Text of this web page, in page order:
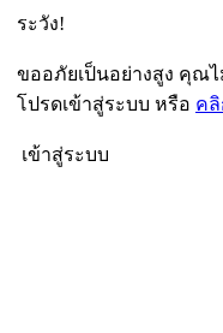
ระวัง!
ขออภัยเป็นอย่างสูง คุณ
โปรดเข้าสู่ระบบ หรือ ค
เข้าสู่ระบบ